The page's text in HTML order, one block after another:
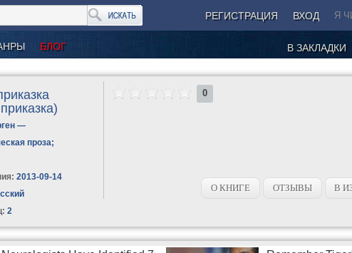
РЕГИСТРАЦИЯ ВХОД Я
БЛОГ В ЗАКЛАДКИ
—
проза;
2013-09-14
2
0
О КНИГЕ ОТЗЫВЫ В